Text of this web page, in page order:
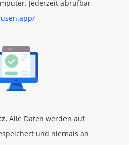
Jederzeit abrufbar
Alle Daten werden auf
und niemals an